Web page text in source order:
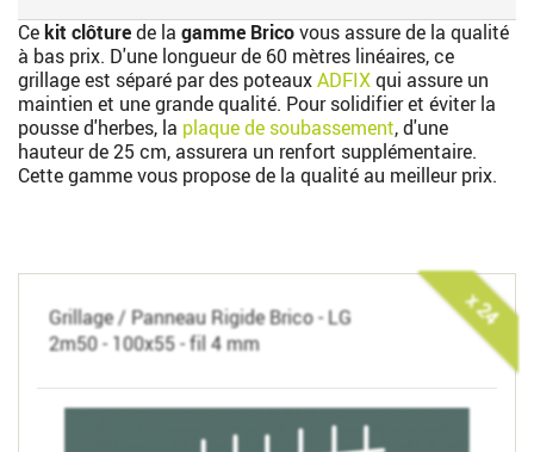
Cekit clôturede la gamme Bricovous assure de la qualité
à bas prix. D'une longueur de 60 mètres linéaires, ce
grillage est séparé par des poteauxADFIXqui assure un
maintien et une grande qualité. Pour solidifier et éviter la
pousse d'herbes, la plaque de soubassement, d'une
hauteur de 25 cm, assurera un renfort supplémentaire.
Cette gamme vous propose de la qualité au meilleur prix.
x 24
Grillage / Panneau Rigide Brico - LG
2m50 - 100x55 - fil 4 mm